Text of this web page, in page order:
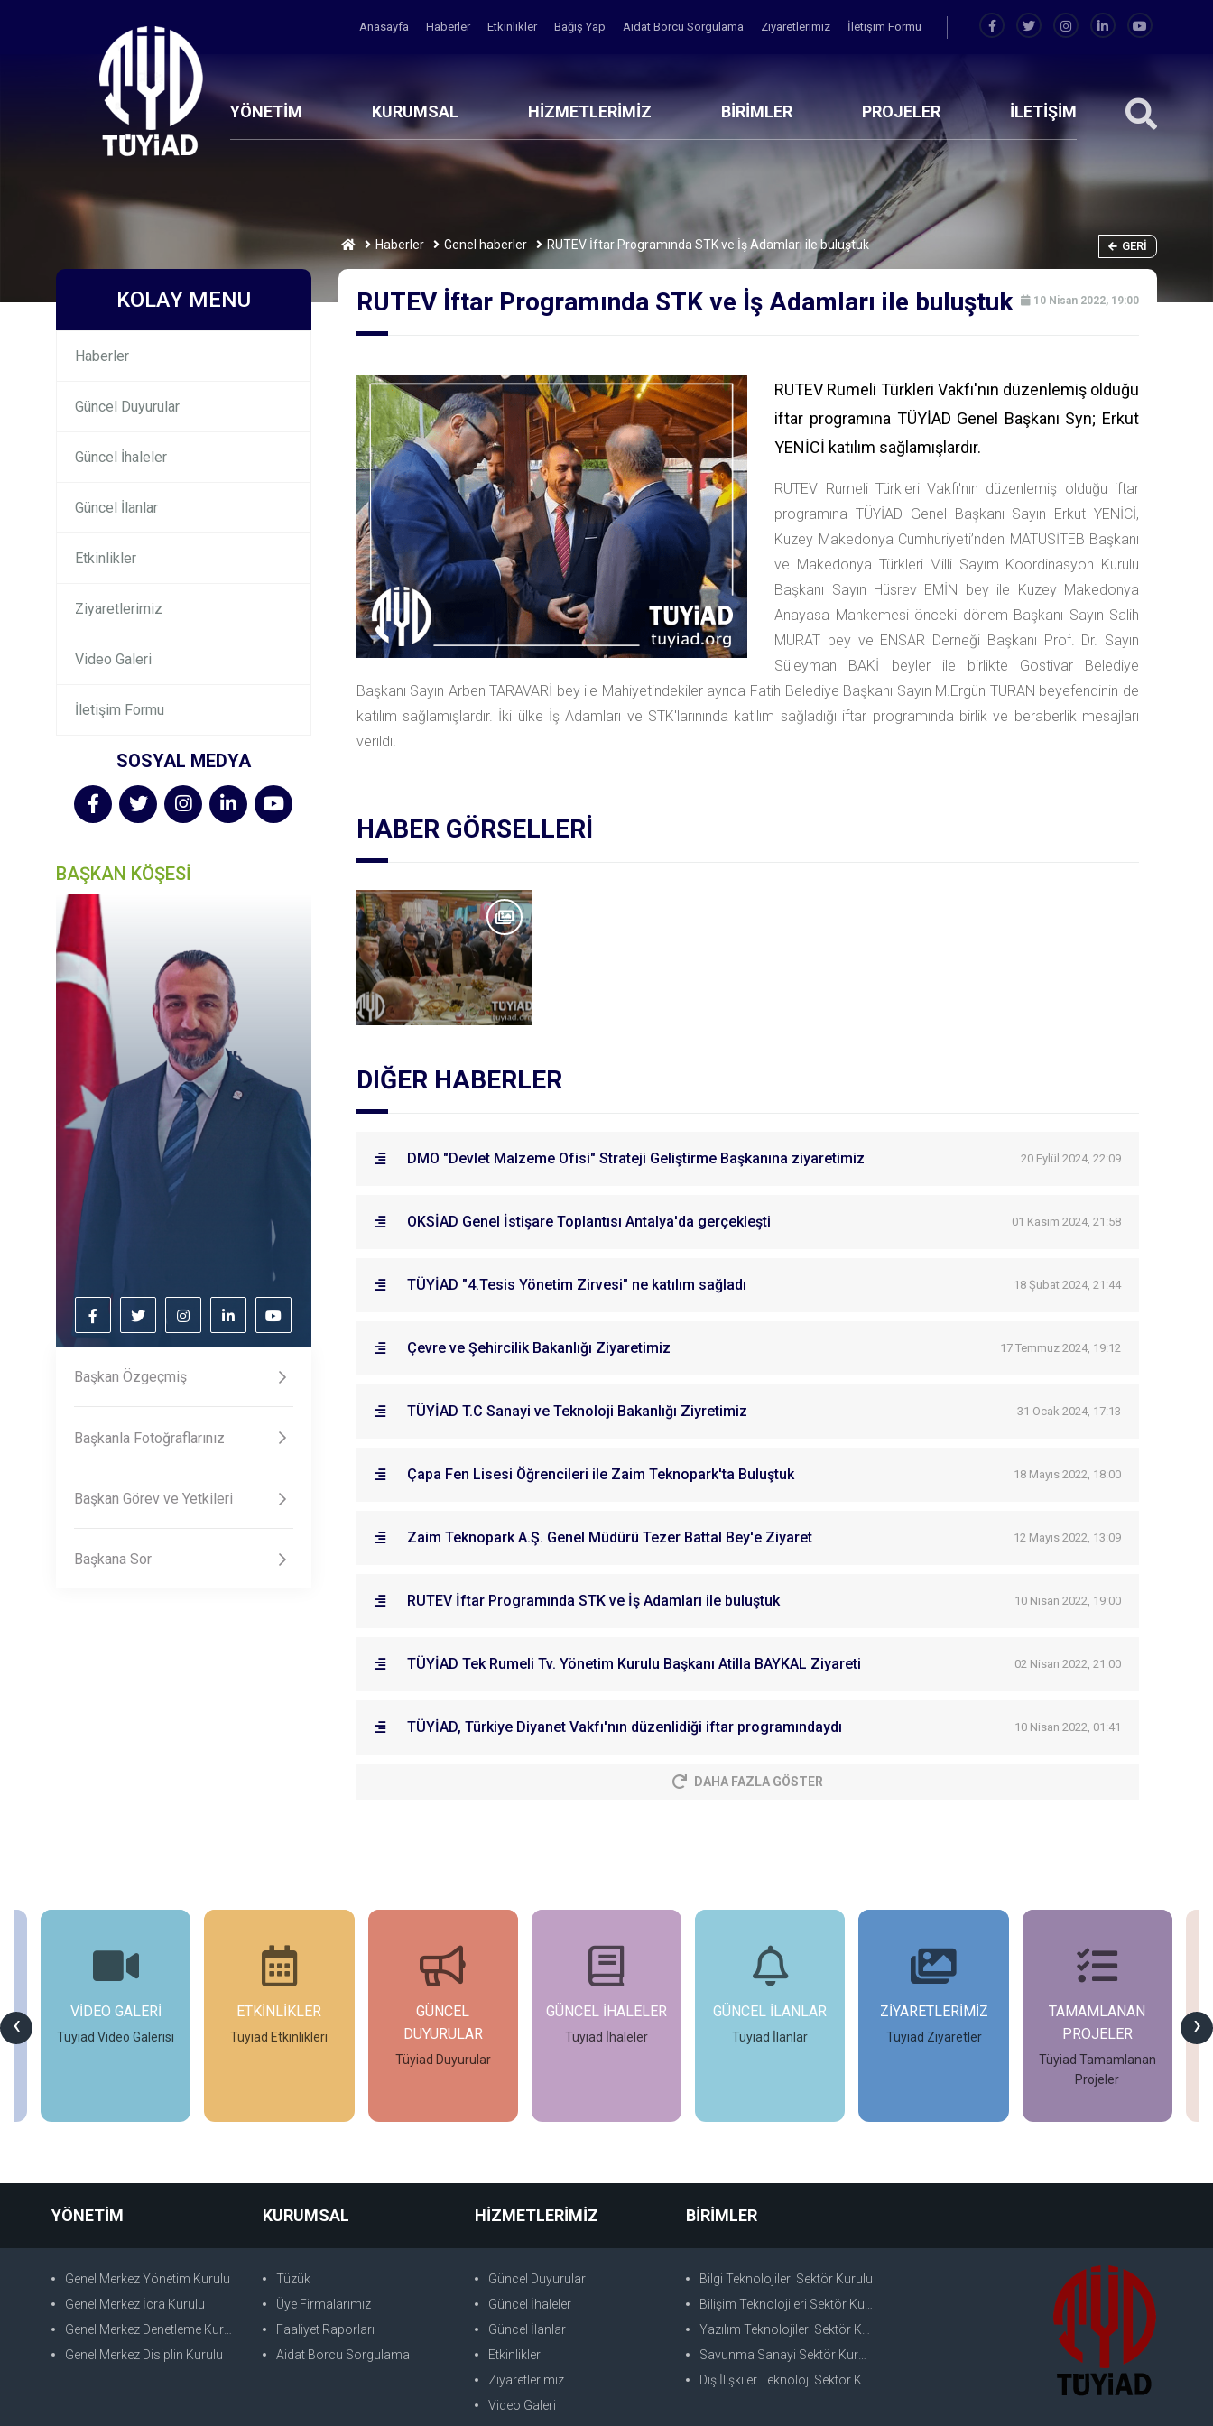
Anasayfa Haberler Etkinlikler Bağış Yap Aidat Borcu Sorgulama Ziyaretlerimiz İletişim Formu
YÖNETİM KURUMSAL HİZMETLERİMİZ BİRİMLER PROJELER İLETİŞİM
Haberler Genel haberler RUTEV İftar Programında STK ve İş Adamları ile buluştuk GERI
KOLAY MENU
Haberler
Güncel Duyurular
Güncel İhaleler
Güncel İlanlar
Etkinlikler
Ziyaretlerimiz
Video Galeri
İletişim Formu
SOSYAL MEDYA
BAŞKAN KÖŞESİ
Başkan Özgeçmiş
Başkanla Fotoğraflarınız
Başkan Görev ve Yetkileri
Başkana Sor
RUTEV İftar Programında STK ve İş Adamları ile buluştuk 10 Nisan 2022, 19:00
RUTEV Rumeli Türkleri Vakfı'nın düzenlemiş olduğu
iftar programına TÜYİAD Genel Başkanı Syn; Erkut
YENİCİ katılım sağlamışlardır.
RUTEV Rumeli Türkleri Vakfı'nın düzenlemiş olduğu iftar
programına TÜYİAD Genel Başkanı Sayın Erkut YENİCİ,
Kuzey Makedonya Cumhuriyeti’nden MATUSİTEB Başkanı
ve Makedonya Türkleri Milli Sayım Koordinasyon Kurulu
Başkanı Sayın Hüsrev EMİN bey ile Kuzey Makedonya
Anayasa Mahkemesi önceki dönem Başkanı Sayın Salih
MURAT bey ve ENSAR Derneği Başkanı Prof. Dr. Sayın
Süleyman BAKİ beyler ile birlikte Gostivar Belediye
Başkanı Sayın Arben TARAVARİ bey ile Mahiyetindekiler ayrıca Fatih Belediye Başkanı Sayın M.Ergün TURAN beyefendinin de
katılım sağlamışlardır. İki ülke İş Adamları ve STK'larınında katılım sağladığı iftar programında birlik ve beraberlik mesajları
verildi.
HABER GÖRSELLERİ
DIĞER HABERLER
DMO "Devlet Malzeme Ofisi" Strateji Geliştirme Başkanına ziyaretimiz 20 Eylül 2024, 22:09
OKSİAD Genel İstişare Toplantısı Antalya'da gerçekleşti 01 Kasım 2024, 21:58
TÜYİAD "4.Tesis Yönetim Zirvesi" ne katılım sağladı 18 Şubat 2024, 21:44
Çevre ve Şehircilik Bakanlığı Ziyaretimiz 17 Temmuz 2024, 19:12
TÜYİAD T.C Sanayi ve Teknoloji Bakanlığı Ziyretimiz 31 Ocak 2024, 17:13
Çapa Fen Lisesi Öğrencileri ile Zaim Teknopark'ta Buluştuk 18 Mayıs 2022, 18:00
Zaim Teknopark A.Ş. Genel Müdürü Tezer Battal Bey'e Ziyaret 12 Mayıs 2022, 13:09
RUTEV İftar Programında STK ve İş Adamları ile buluştuk 10 Nisan 2022, 19:00
TÜYİAD Tek Rumeli Tv. Yönetim Kurulu Başkanı Atilla BAYKAL Ziyareti 02 Nisan 2022, 21:00
TÜYİAD, Türkiye Diyanet Vakfı'nın düzenlidiği iftar programındaydı 10 Nisan 2022, 01:41
DAHA FAZLA GÖSTER
‹ ›
ETKİNLİKLER
Tüyiad Etkinlikleri
GÜNCEL
DUYURULAR
GÜNCEL İHALELER
Tüyiad İhaleler
GÜNCEL İLANLAR
Tüyiad İlanlar
ZİYARETLERİMİZ
Tüyiad Ziyaretler
TAMAMLANAN
PROJELER
DEVAM EDEN
PROJELER
Tüyiad Devam Eden
Projeler
İncele
YÖNETİM
Genel Merkez Yönetim Kurulu
Genel Merkez İcra Kurulu
Genel Merkez Denetleme Kurulu
Genel Merkez Disiplin Kurulu
KURUMSAL
Tüzük
Üye Firmalarımız
Faaliyet Raporları
Aidat Borcu Sorgulama
HİZMETLERİMİZ
Güncel Duyurular
Güncel İhaleler
Güncel İlanlar
Etkinlikler
Ziyaretlerimiz
Video Galeri
BİRİMLER
Bilgi Teknolojileri Sektör Kurulu
Bilişim Teknolojileri Sektör Kurulu
Yazılım Teknolojileri Sektör Kurulu
Savunma Sanayi Sektör Kurulu
Dış İlişkiler Teknoloji Sektör Kurulu